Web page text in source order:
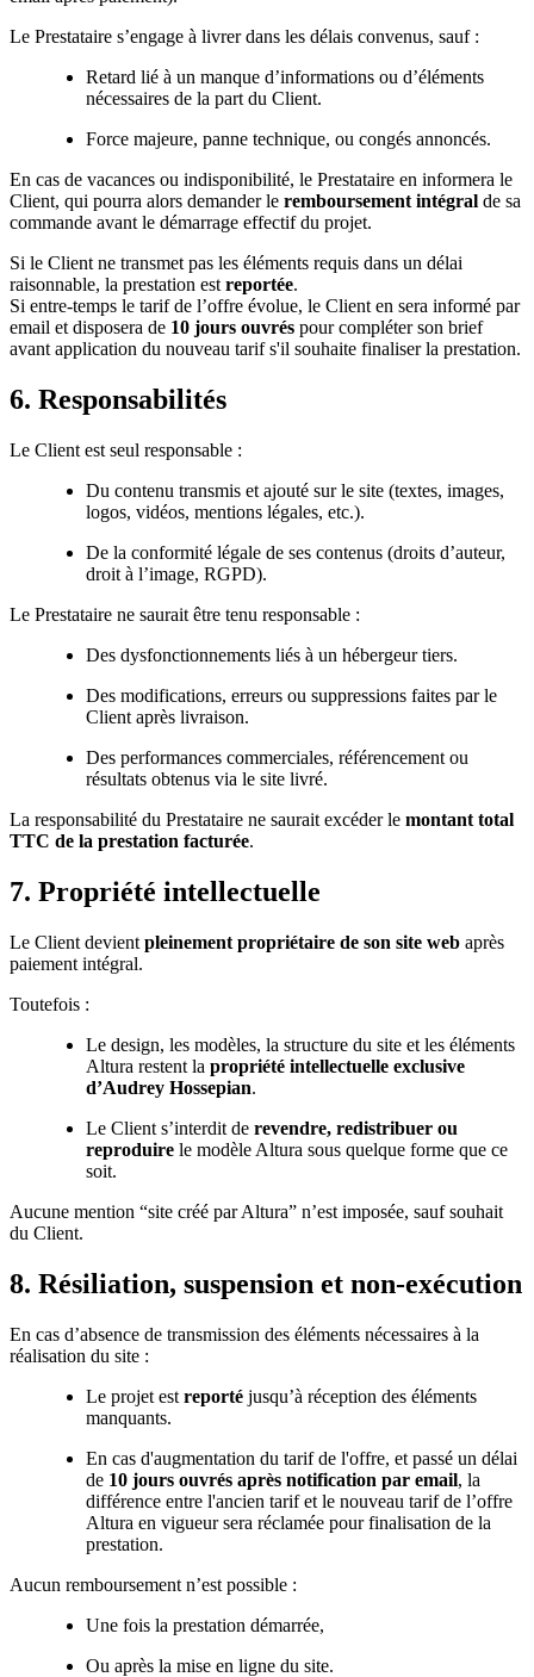
Le Prestataire s’engage à livrer dans les délais convenus, sauf :
Retard lié à un manque d’informations ou d’éléments
nécessaires de la part du Client.
Force majeure, panne technique, ou congés annoncés.
En cas de vacances ou indisponibilité, le Prestataire en informera le
Client, qui pourra alors demander le remboursement intégral de sa
commande avant le démarrage effectif du projet.
Si le Client ne transmet pas les éléments requis dans un délai
raisonnable, la prestation est reportée.
Si entre-temps le tarif de l’offre évolue, le Client en sera informé par
email et disposera de 10 jours ouvrés pour compléter son brief
avant application du nouveau tarif s'il souhaite finaliser la prestation.
6. Responsabilités
Le Client est seul responsable :
Du contenu transmis et ajouté sur le site (textes, images,
logos, vidéos, mentions légales, etc.).
De la conformité légale de ses contenus (droits d’auteur,
droit à l’image, RGPD).
Le Prestataire ne saurait être tenu responsable :
Des dysfonctionnements liés à un hébergeur tiers.
Des modifications, erreurs ou suppressions faites par le
Client après livraison.
Des performances commerciales, référencement ou
résultats obtenus via le site livré.
La responsabilité du Prestataire ne saurait excéder le montant total
TTC de la prestation facturée.
7. Propriété intellectuelle
Le Client devient pleinement propriétaire de son site web après
paiement intégral.
Toutefois :
Le design, les modèles, la structure du site et les éléments
Altura restent la propriété intellectuelle exclusive
d’Audrey Hossepian.
Le Client s’interdit de revendre, redistribuer ou
reproduire le modèle Altura sous quelque forme que ce
soit.
Aucune mention “site créé par Altura” n’est imposée, sauf souhait
du Client.
8. Résiliation, suspension et non-exécution
En cas d’absence de transmission des éléments nécessaires à la
réalisation du site :
Le projet est reporté jusqu’à réception des éléments
manquants.
En cas d'augmentation du tarif de l'offre, et passé un délai
de 10 jours ouvrés après notification par email, la
différence entre l'ancien tarif et le nouveau tarif de l’offre
Altura en vigueur sera réclamée pour finalisation de la
prestation.
Aucun remboursement n’est possible :
Une fois la prestation démarrée,
Ou après la mise en ligne du site.